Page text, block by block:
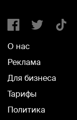
О нас
Реклама
Для бизнеса
Тарифы
Политика